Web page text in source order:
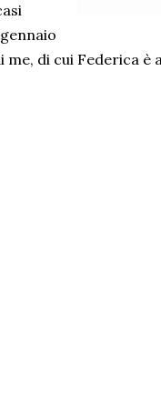
me, di cui Federica è